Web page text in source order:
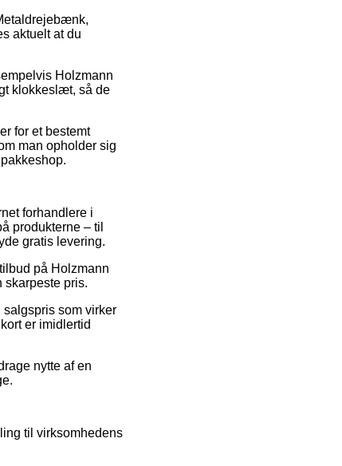
aktuelt at du
Holzmann
klokkeslæt, så de
for et bestemt
man opholder sig
forhandlere i
produkterne – til
gratis levering.
på Holzmann
skarpeste pris.
som virker
er imidlertid
nytte af en
til virksomhedens